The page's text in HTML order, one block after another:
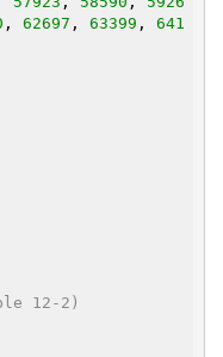
, 62697 , 63399 , 641
12-2)